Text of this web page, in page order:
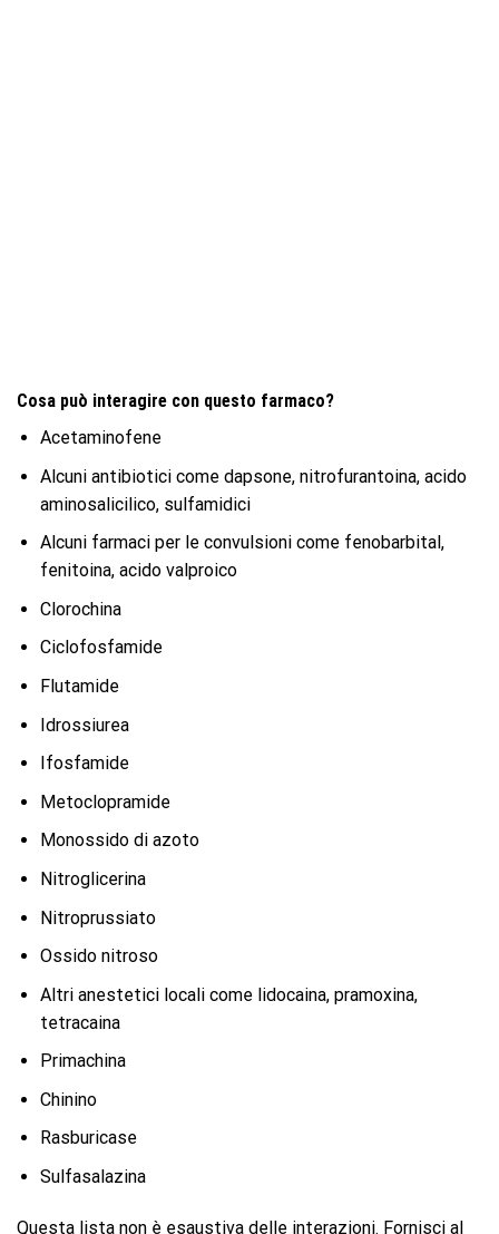
Cosa può interagire con questo farmaco?
Acetaminofene
Alcuni antibiotici come dapsone, nitrofurantoina, acido
aminosalicilico, sulfamidici
Alcuni farmaci per le convulsioni come fenobarbital,
fenitoina, acido valproico
Clorochina
Ciclofosfamide
Flutamide
Idrossiurea
Ifosfamide
Metoclopramide
Monossido di azoto
Nitroglicerina
Nitroprussiato
Ossido nitroso
Altri anestetici locali come lidocaina, pramoxina,
tetracaina
Primachina
Chinino
Rasburicase
Sulfasalazina
Questa lista non è esaustiva delle interazioni. Fornisci al